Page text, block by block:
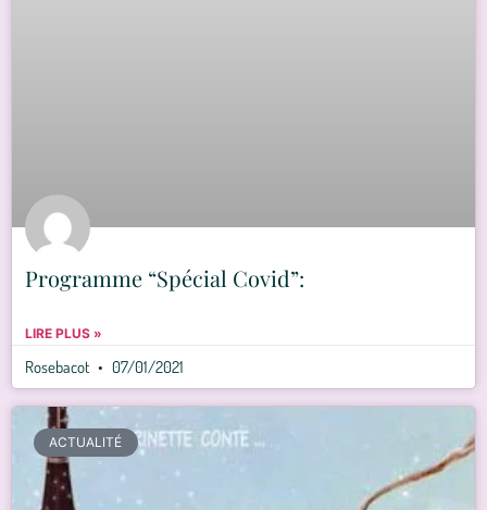
Programme “Spécial Covid”:
LIRE PLUS »
Rosebacot 07/01/2021
ACTUALITÉ